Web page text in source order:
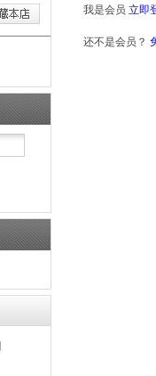
我是会员 立即
还不是会员？